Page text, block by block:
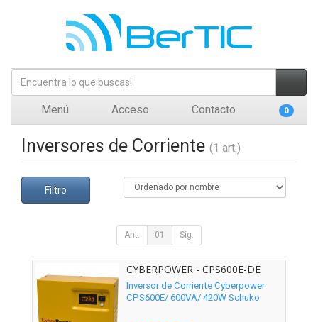
Menú Acceso Contacto 0
Inversores de Corriente (1 art.)
Filtro
Ant. 01 Sig.
CYBERPOWER - CPS600E-DE
Inversor de Corriente Cyberpower
CPS600E/ 600VA/ 420W Schuko